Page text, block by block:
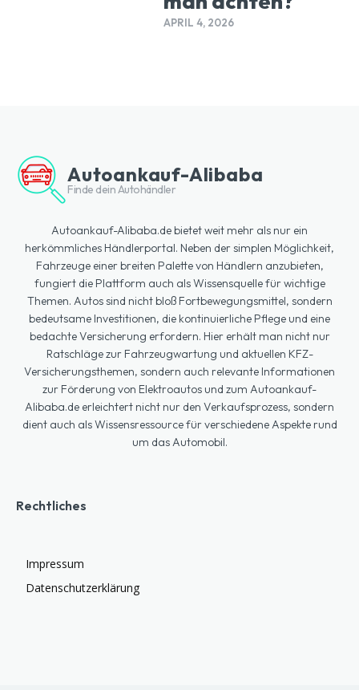
APRIL 4, 2026
Autoankauf-Alibaba
Finde dein Autohändler
Autoankauf-Alibaba.de bietet weit mehr als nur ein
herkömmliches Händlerportal. Neben der simplen Möglichkeit,
Fahrzeuge einer breiten Palette von Händlern anzubieten,
fungiert die Plattform auch als Wissensquelle für wichtige
Themen. Autos sind nicht bloß Fortbewegungsmittel, sondern
bedeutsame Investitionen, die kontinuierliche Pflege und eine
bedachte Versicherung erfordern. Hier erhält man nicht nur
Ratschläge zur Fahrzeugwartung und aktuellen KFZ-
Versicherungsthemen, sondern auch relevante Informationen
zur Förderung von Elektroautos und zum Autoankauf-
Alibaba.de erleichtert nicht nur den Verkaufsprozess, sondern
dient auch als Wissensressource für verschiedene Aspekte rund
um das Automobil.
Rechtliches
Impressum
Datenschutzerklärung